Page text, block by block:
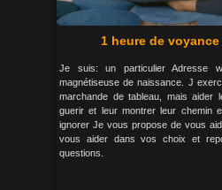
1 heure de
Je suis: un particulier Adresse
magnétiseuse de naissance. J
marchande de tableau, mais aider
guerir et leur montrer leur chemin
ignorer Je vous propose de vous
vous aider dans vos choix et
questions.